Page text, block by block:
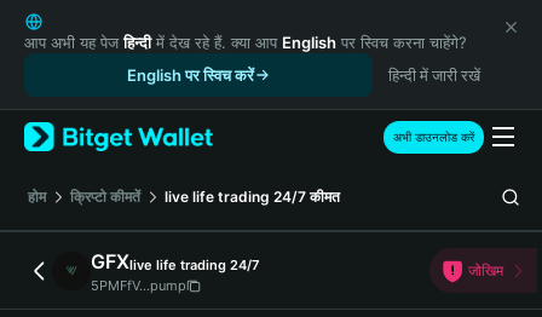
English
日本語
Русский
Español (Latinoamérica)
Türkçe
Italiano
简体中文
繁體中文
आप अभी यह पेजहिन्दीमें देख रहे हैं. क्या आप English पर स्विच करना चाहेंगे?
English पर स्विच करें
हिन्दी में जारी रखें
अभी डाउनलोड करें
होम क्रिप्टो कीमतें live life trading 24/7 कीमत
GFXlive life trading 24/7
5PMFfV...pump
जोखिम